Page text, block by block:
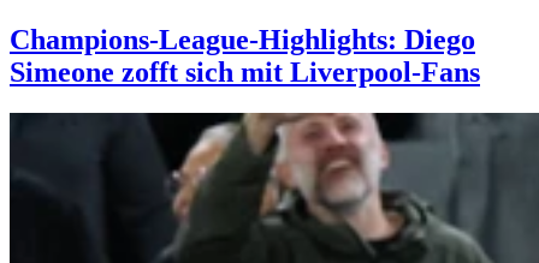
Champions-League-Highlights: Diego
Simeone zofft sich mit Liverpool-Fans